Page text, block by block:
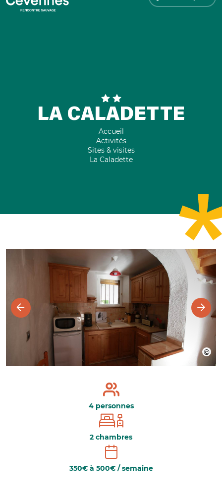
LA CALADETTE
Accueil
Activités
Sites & visites
La Caladette
4 personnes
2 chambres
350€ à 500€ / semaine